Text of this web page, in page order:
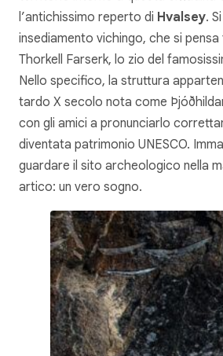
l’antichissimo reperto di Hvalsey.
insediamento vichingo, che si
Thorkell Farserk, lo zio del
Nello specifico, la struttura
tardo X secolo nota come
con gli amici a pronunciarlo
diventata patrimonio UNESCO.
guardare il sito archeologico nella
artico: un vero sogno.